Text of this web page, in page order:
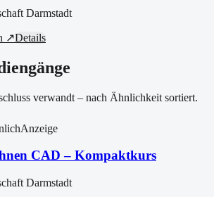
Darmstadt
↗Details
verwandt – nach Ähnlichkeit sortiert.
Anzeige
CAD – Kompaktkurs
Darmstadt